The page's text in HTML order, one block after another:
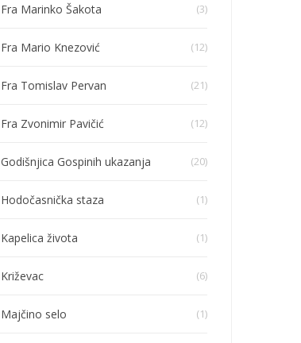
Fra Marinko Šakota (3)
Fra Mario Knezović (12)
Fra Tomislav Pervan (21)
Fra Zvonimir Pavičić (12)
Godišnjica Gospinih ukazanja (20)
Hodočasnička staza (1)
Kapelica života (1)
Križevac (6)
Majčino selo (1)